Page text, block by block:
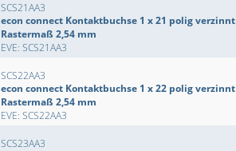
SCS21AA3
econ connect Kontaktbuchse 1 x 21 polig verzinnt
Rastermaß 2,54 mm
EVE: SCS21AA3
SCS22AA3
econ connect Kontaktbuchse 1 x 22 polig verzinnt
Rastermaß 2,54 mm
EVE: SCS22AA3
SCS23AA3